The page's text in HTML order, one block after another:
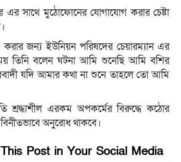
সাথে মুঠোফোনের যোগাযোগ করার চেষ্টা
জন্য ইউনিয়ন পরিষদের চেয়ারম্যান এর
তিনি বলেন ঘটনা আমি শুনেছি আমি বশির
যদি আমার কথা না শুনে তাহলে তো আমি
শ্রদ্ধাশীল এরকম অপকর্মের বিরুদ্ধে কঠোর
বিনীতভাবে অনুরোধ থাকবে।
Post in Your Social Media